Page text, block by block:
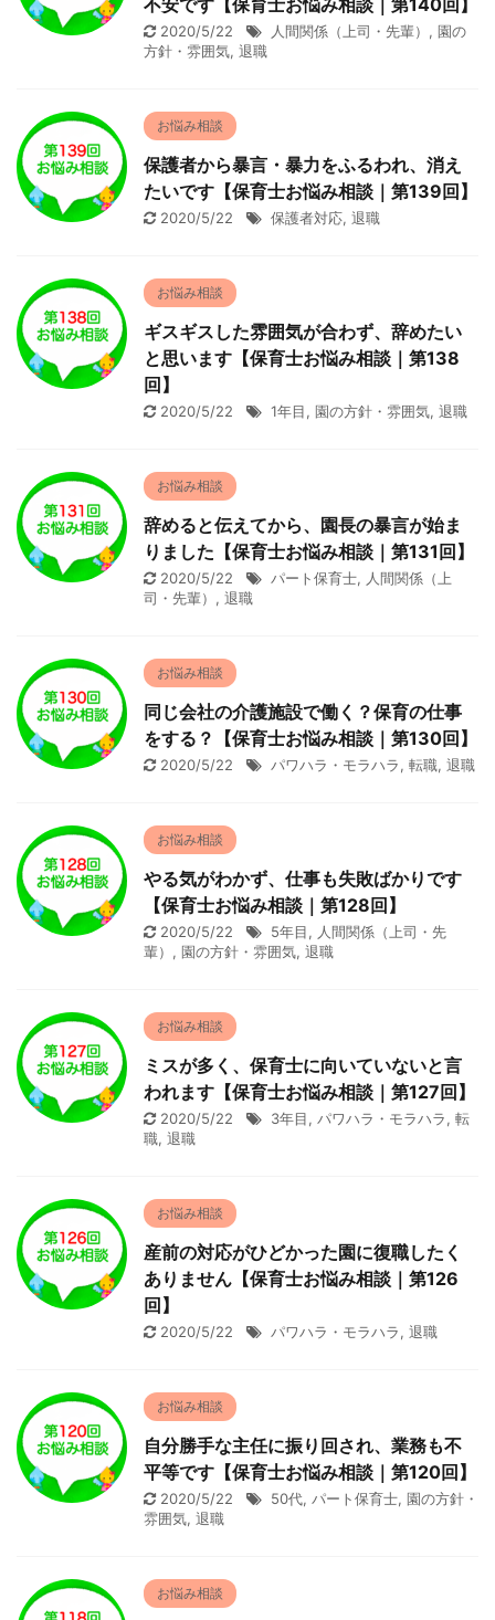
不安です【保育士お悩み相談｜第140回】
2020/5/22 人間関係（上司・先輩） , 園の
方針・雰囲気, 退職
お悩み相談
保護者から暴言・暴力をふるわれ、消え
たいです【保育士お悩み相談｜第139回】
2020/5/22 保護者対応, 退職
お悩み相談
ギスギスした雰囲気が合わず、辞めたい
と思います【保育士お悩み相談｜第138
回】
2020/5/22 1年目, 園の方針・雰囲気, 退職
お悩み相談
辞めると伝えてから、園長の暴言が始ま
りました【保育士お悩み相談｜第131回】
2020/5/22 パート保育士, 人間関係（上
司・先輩） , 退職
お悩み相談
同じ会社の介護施設で働く？保育の仕事
をする？【保育士お悩み相談｜第130回】
2020/5/22 パワハラ・モラハラ, 転職, 退職
お悩み相談
やる気がわかず、仕事も失敗ばかりです
【保育士お悩み相談｜第128回】
2020/5/22 5年目, 人間関係（上司・先
輩） , 園の方針・雰囲気, 退職
お悩み相談
ミスが多く、保育士に向いていないと言
われます【保育士お悩み相談｜第127回】
2020/5/22 3年目, パワハラ・モラハラ, 転
職, 退職
お悩み相談
産前の対応がひどかった園に復職したく
ありません【保育士お悩み相談｜第126
回】
2020/5/22 パワハラ・モラハラ, 退職
お悩み相談
自分勝手な主任に振り回され、業務も不
平等です【保育士お悩み相談｜第120回】
2020/5/22 50代, パート保育士, 園の方針・
雰囲気, 退職
お悩み相談